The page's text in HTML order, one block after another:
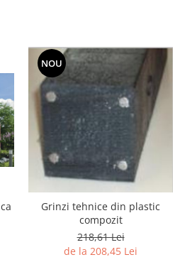
NOU
Grinzi tehnice din plastic
compozit
218,61 Lei
de la 208,45 Lei